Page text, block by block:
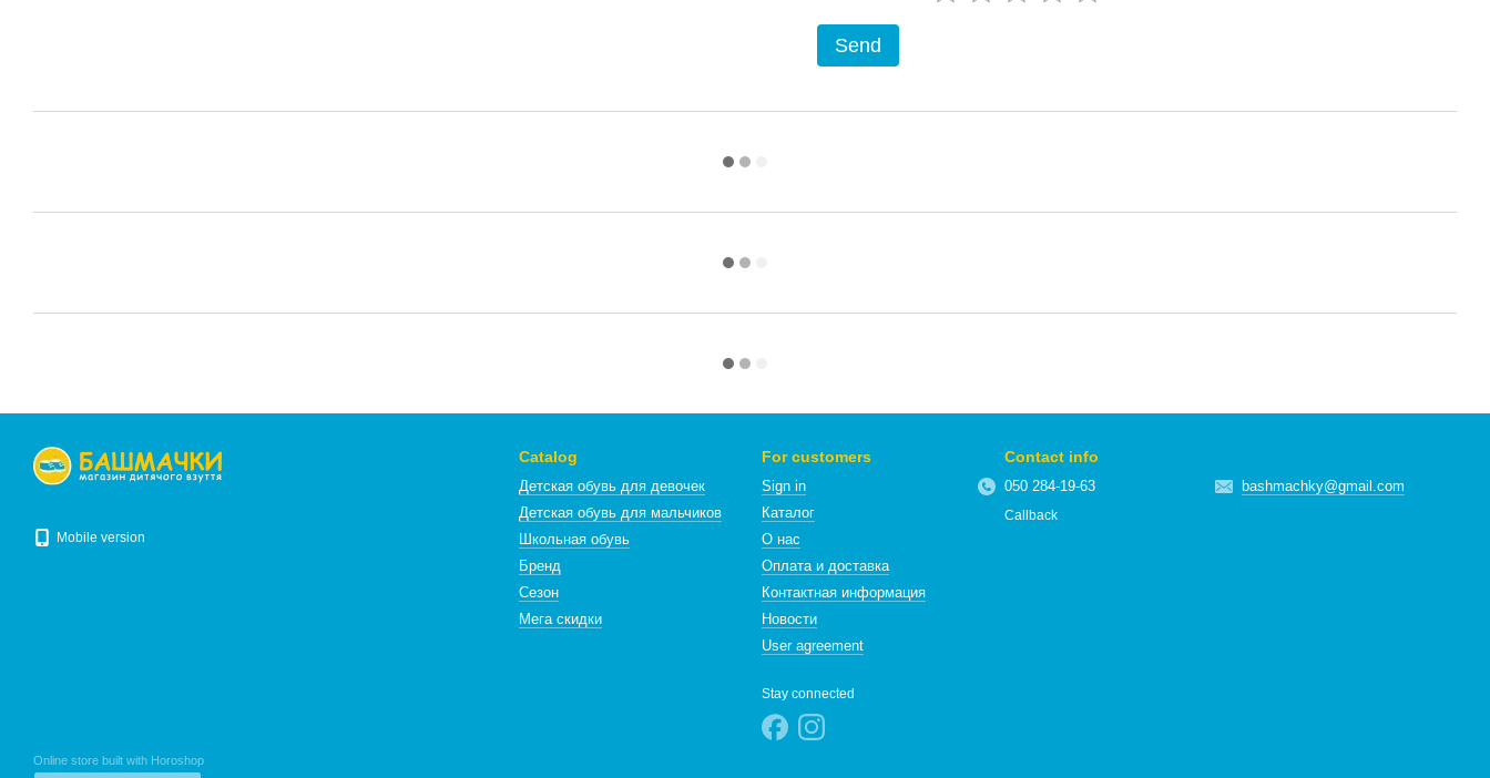
Send
Mobile version
Online store built with Horoshop
Catalog
Детская обувь для девочек
Детская обувь для мальчиков
Школьная обувь
Бренд
Сезон
Мега скидки
For customers
Sign in
Каталог
О нас
Оплата и доставка
Контактная информация
Новости
User agreement
Stay connected
Contact info
050 284-19-63
Callback
bashmachky@gmail.com